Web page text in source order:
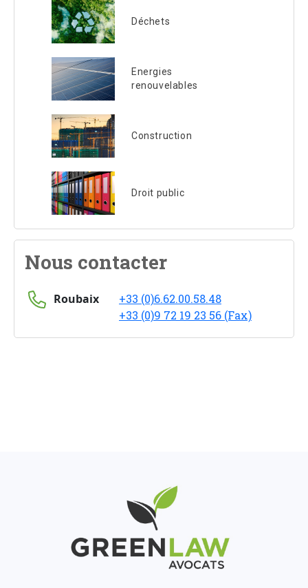
Déchets
Energies
renouvelables
Construction
Droit public
Nous contacter
Roubaix
+33 (0)6.62.00.58.48
+33 (0)9 72 19 23 56 (Fax)